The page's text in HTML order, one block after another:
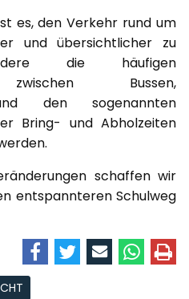
es, den Verkehr rund um
und übersichtlicher zu
die häufigen
zwischen Bussen,
den sogenannten
Bring- und Abholzeiten
schaffen wir
entspannteren Schulweg